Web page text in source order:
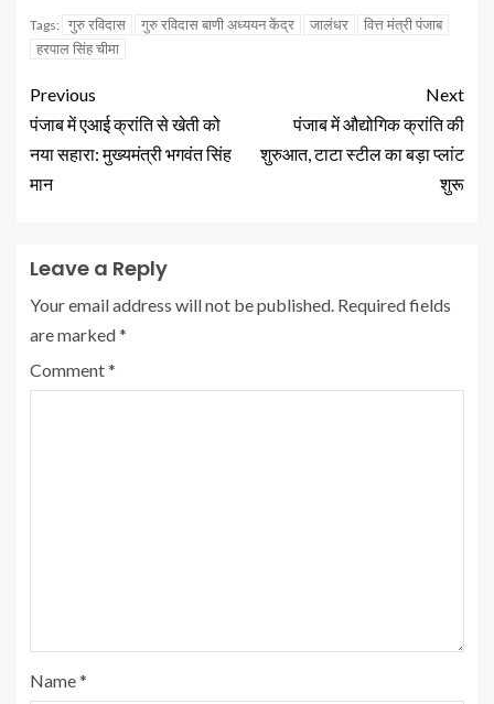
Tags: गुरु रविदास गुरु रविदास बाणी अध्ययन केंद्र जालंधर
वित्त मंत्री पंजाब
हरपाल सिंह चीमा
Previous
पंजाब में एआई क्रांति से खेती को
नया सहारा: मुख्यमंत्री भगवंत सिंह
मान
Next
पंजाब में औद्योगिक क्रांति की
शुरुआत, टाटा स्टील का बड़ा प्लांट
शुरू
Leave a Reply
Your email address will not be published. Required fields
are marked*
Comment*
Name*